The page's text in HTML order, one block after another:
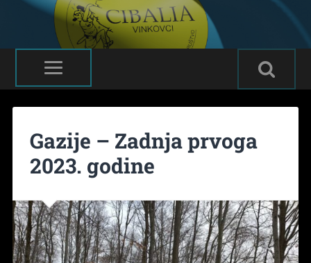
Gazije – Zadnja prvoga
2023. godine